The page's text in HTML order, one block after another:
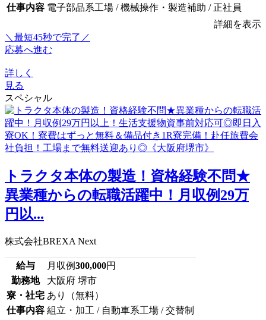
仕事内容 電子部品系工場 / 機械操作・製造補助 / 正社員
詳細を表示
＼最短45秒で完了／
応募へ進む
詳しく
見る
スペシャル
トラクタ本体の製造！資格経験不問★
異業種からの転職活躍中！月収例29万
円以...
株式会社BREXA Next
給与 月収例300,000円
勤務地
大阪府 堺市
寮・社宅 あり（無料）
仕事内容 組立・加工 / 自動車系工場 / 交替制